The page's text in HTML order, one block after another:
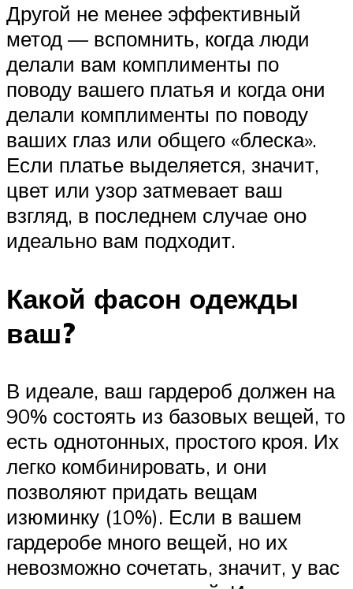
Другой не менее эффективный
метод — вспомнить, когда люди
делали вам комплименты по
поводу вашего платья и когда они
делали комплименты по поводу
ваших глаз или общего «блеска».
Если платье выделяется, значит,
цвет или узор затмевает ваш
взгляд, в последнем случае оно
идеально вам подходит.
Какой фасон одежды
ваш?
В идеале, ваш гардероб должен на
90% состоять из базовых вещей, то
есть однотонных, простого кроя. Их
легко комбинировать, и они
позволяют придать вещам
изюминку (10%). Если в вашем
гардеробе много вещей, но их
невозможно сочетать, значит, у вас